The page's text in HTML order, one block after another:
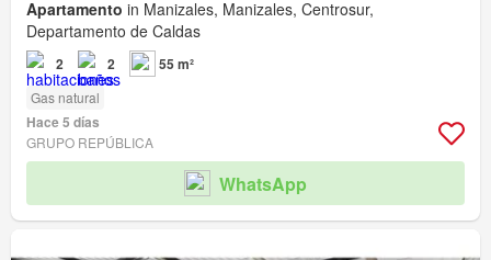
Apartamento in Manizales, Manizales, Centrosur,
Departamento de Caldas
2 2 55 m²
Gas natural
Hace 5 días
GRUPO REPÚBLICA
WhatsApp